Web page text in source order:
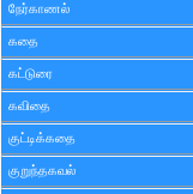
நேர்காணல்
கதை
கட்டுரை
கவிதை
குட்டிக்கதை
குறுந்தகவல்